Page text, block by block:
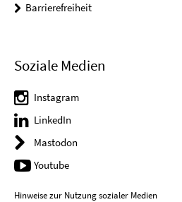
Barrierefreiheit
Soziale Medien
Instagram
LinkedIn
Mastodon
Youtube
Hinweise zur Nutzung sozialer Medien